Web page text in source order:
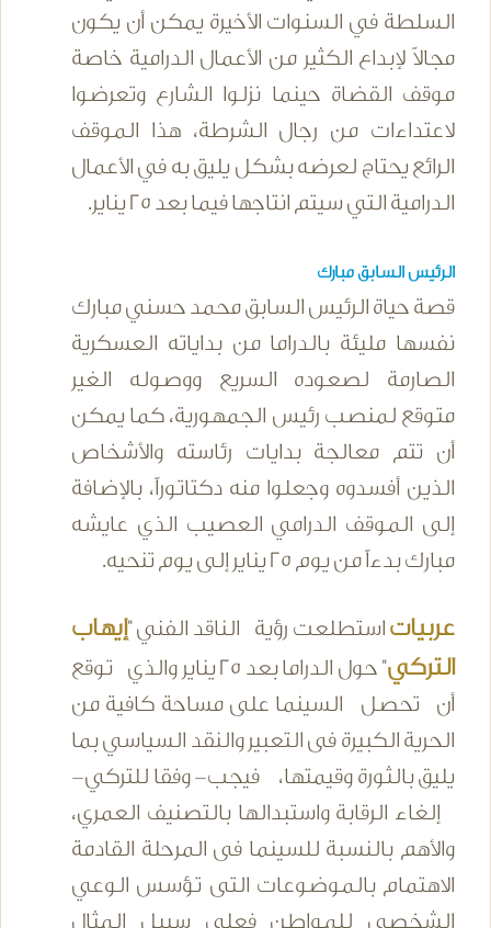
السلطة في السنوات الأخيرة يمكن أن يكون
مجالاً لإبداع الكثير من الأعمال الدرامية خاصة
موقف القضاة حينما نزلوا الشارع وتعرضوا
لاعتداءات من رجال الشرطة، هذا الموقف
الرائع يحتاج لعرضه بشكل يليق به في الأعمال
الدرامية التي سيتم انتاجها فيما بعد 25 يناير.
الرئيس السابق مبارك
قصة حياة الرئيس السابق محمد حسني مبارك
نفسها مليئة بالدراما من بداياته العسكرية
الصارمة لصعوده السريع ووصوله الغير
متوقع لمنصب رئيس الجمهورية، كما يمكن
أن تتم معالجة بدايات رئاسته والأشخاص
الذين أفسدوه وجعلوا منه دكتاتوراً، بالإضافة
إلى الموقف الدرامي العصيب الذي عايشه
مبارك بدءاً من يوم 25 يناير إلى يوم تنحيه.
عربيات استطلعت رؤية الناقد الفني "إيهاب
التركي
" حول الدراما بعد 25 يناير والذي توقع
أن تحصل السينما على مساحة كافية من
الحرية الكبيرة فى التعبير والنقد السياسي بما
يليق بالثورة وقيمتها، فيجب- وفقا للتركي-
إلغاء الرقابة واستبدالها بالتصنيف العمري،
والأهم بالنسبة للسينما فى المرحلة القادمة
الاهتمام بالموضوعات التى تؤسس الوعي
الشخصي للمواطن فعلى سبيل المثال